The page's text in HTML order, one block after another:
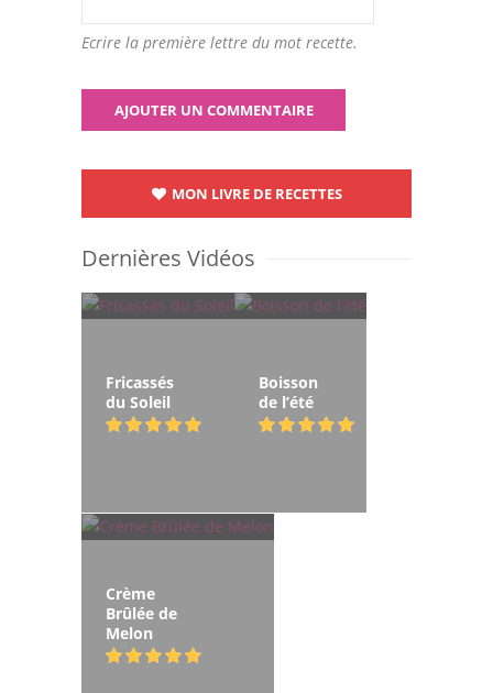
Ecrire la première lettre du mot recette.
MON LIVRE DE RECETTES
Dernières Vidéos
Fricassés
du Soleil
Boisson
de l’été
Crème
Brûlée de
Melon